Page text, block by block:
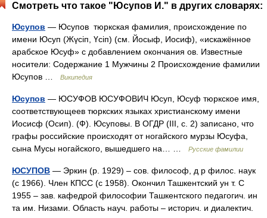
Смотреть что такое "Юсупов И." в других словарях:
Юсупов — Юсупов тюркская фамилия, происхождение по
имени Юсуп (Жүсіп, Үсіп) (см. Йосыф, Иосиф), «искажённое
арабское Юсуф» с добавлением окончания ов. Известные
носители: Содержание 1 Мужчины 2 Происхождение фамилии
Юсупов …
Википедия
Юсупов — ЮСУФОВ ЮСУФОВИЧ Юсуп, Юсуф тюркское имя,
соответствующеев тюркских языках христианскому имени
Иосисф (Осип). (Ф). Юсуповы. В ОГДР (III, с. 2) записано, что
графы российские происходят от ногайского мурзы Юсуфа,
сына Мусы ногайского, вышедшего на… …
Русские фамилии
ЮСУПОВ — Эркин (р. 1929) – сов. философ, д р филос. наук
(с 1966). Член КПСС (с 1958). Окончил Ташкентский ун т. С
1955 – зав. кафедрой философии Ташкентского педагогич. ин
та им. Низами. Область науч. работы – историч. и диалектич.